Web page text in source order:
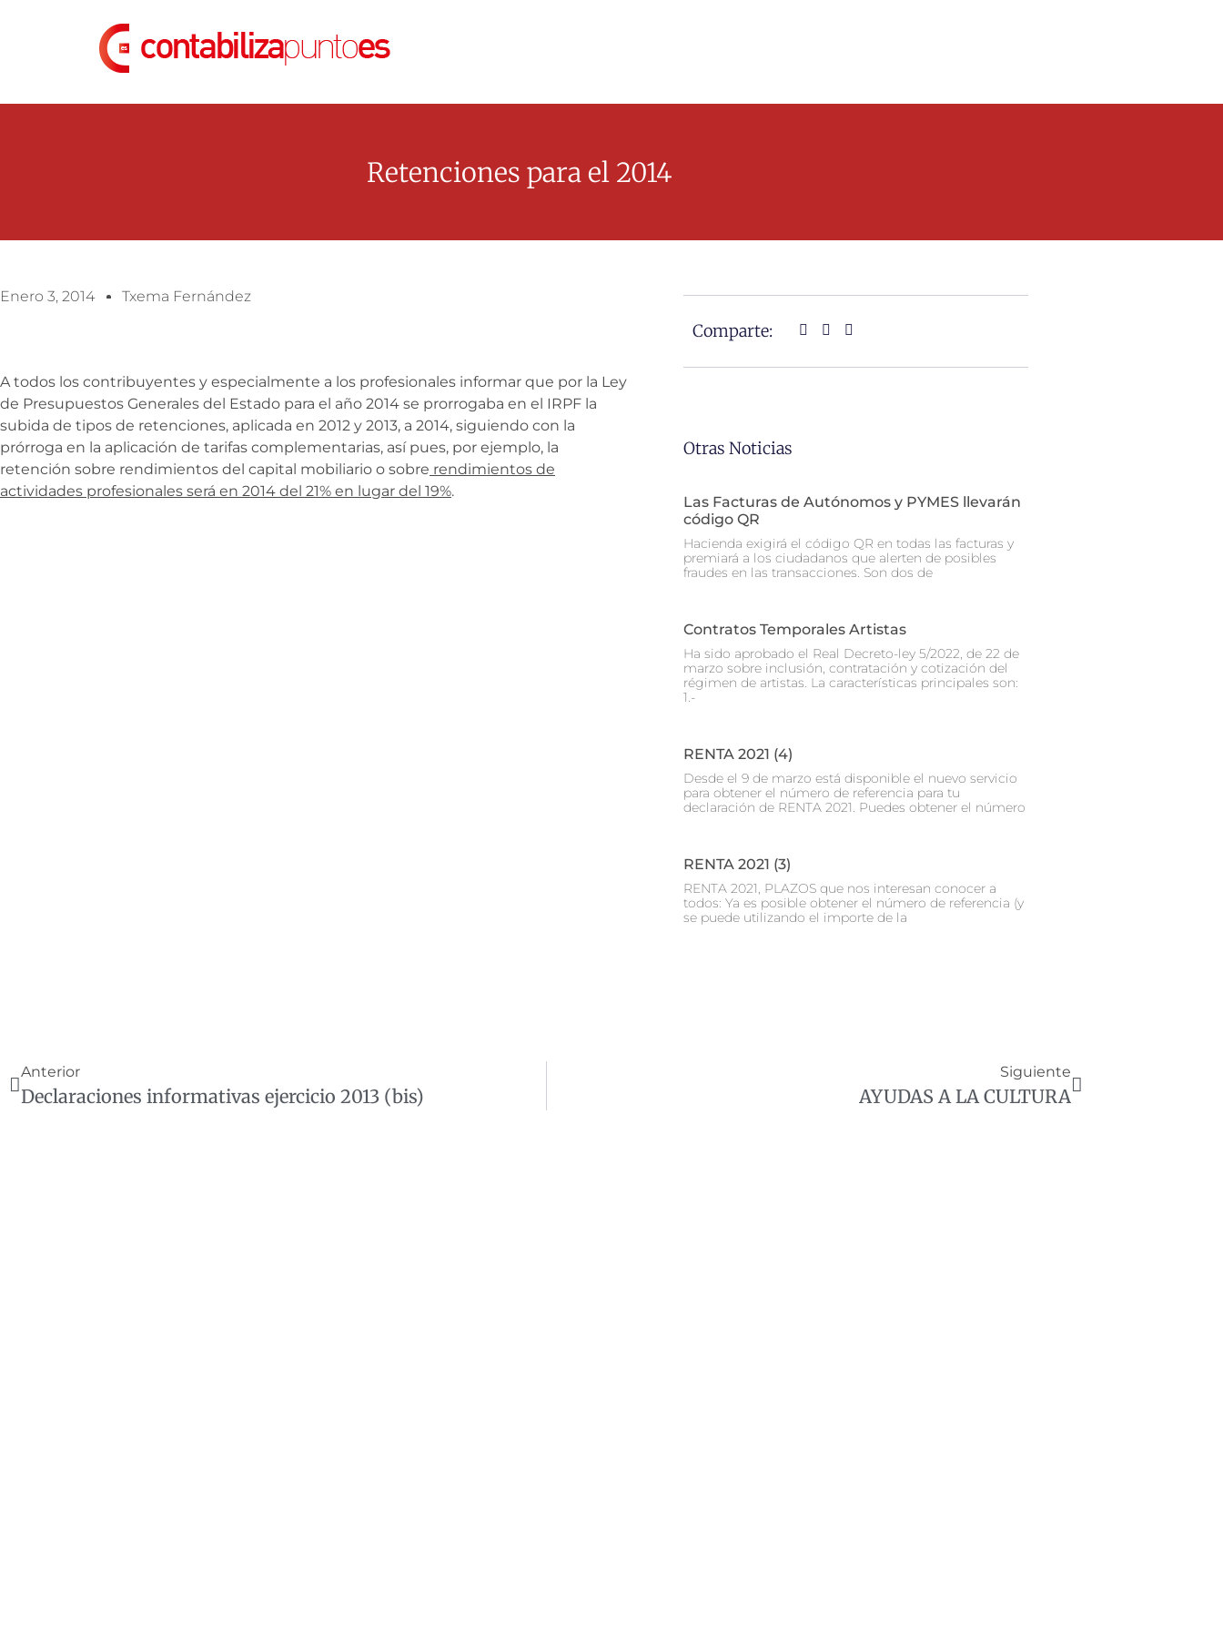
Retenciones para el 2014
Enero 3, 2014 Txema Fernández
A todos los contribuyentes y especialmente a los profesionales informar que por la Ley
de Presupuestos Generales del Estado para el año 2014 se prorrogaba en el IRPF la
subida de tipos de retenciones, aplicada en 2012 y 2013, a 2014, siguiendo con la
prórroga en la aplicación de tarifas complementarias, así pues, por ejemplo, la
retención sobre rendimientos del capital mobiliario o sobre rendimientos de
actividades profesionales será en 2014 del 21% en lugar del 19%.
Comparte:
Otras Noticias
Las Facturas de Autónomos y PYMES llevarán
código QR
Hacienda exigirá el código QR en todas las facturas y
premiará a los ciudadanos que alerten de posibles
fraudes en las transacciones. Son dos de
Contratos Temporales Artistas
Ha sido aprobado el Real Decreto-ley 5/2022, de 22 de
marzo sobre inclusión, contratación y cotización del
régimen de artistas. La características principales son:
1.-
RENTA 2021 (4)
Desde el 9 de marzo está disponible el nuevo servicio
para obtener el número de referencia para tu
declaración de RENTA 2021. Puedes obtener el número
RENTA 2021 (3)
RENTA 2021, PLAZOS que nos interesan conocer a
todos: Ya es posible obtener el número de referencia (y
se puede utilizando el importe de la
Anterior
Declaraciones informativas ejercicio 2013 (bis)
Siguiente
AYUDAS A LA CULTURA